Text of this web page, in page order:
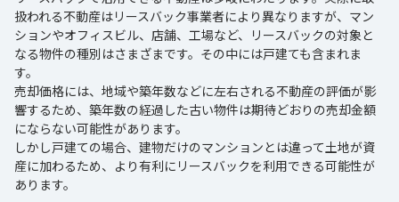
扱われる不動産はリースバック事業者により異なりますが、マン
ションやオフィスビル、店舗、工場など、リースバックの対象と
なる物件の種別はさまざまです。その中には戸建ても含まれま
す。
売却価格には、地域や築年数などに左右される不動産の評価が影
響するため、築年数の経過した古い物件は期待どおりの売却金額
にならない可能性があります。
しかし戸建ての場合、建物だけのマンションとは違って土地が資
産に加わるため、より有利にリースバックを利用できる可能性が
あります。